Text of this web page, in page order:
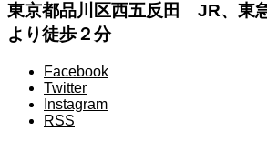
東京都品川区西五反田 JR、東
より徒歩２分
Facebook
Twitter
Instagram
RSS